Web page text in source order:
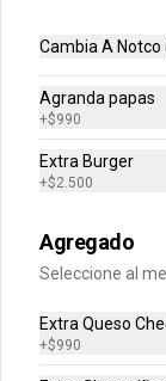
Cambia A
Agranda papas
+$990
Extra Burger
+$2.500
Agregado
Seleccione al
Extra Queso
+$990